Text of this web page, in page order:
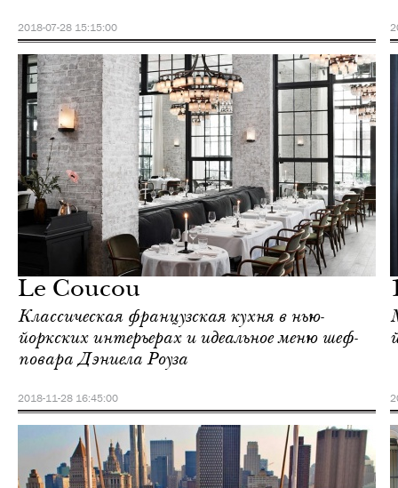
2018-07-28 15:15:00
Le Coucou
Классическая французская кухня в нью-
йоркских интерьерах и идеальное меню шеф-
повара Дэниела Роуза
2018-11-28 16:45:00